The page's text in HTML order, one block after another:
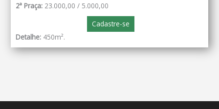
2ª Praça: 23.000,00 / 5.000,00
Cadastre-se
Detalhe: 450m².